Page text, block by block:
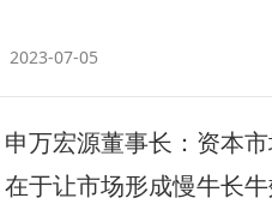
2023-07-05
申万宏源董事长：资本
在于让市场形成慢牛长